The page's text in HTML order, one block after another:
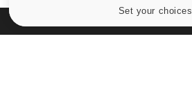
Set your choices